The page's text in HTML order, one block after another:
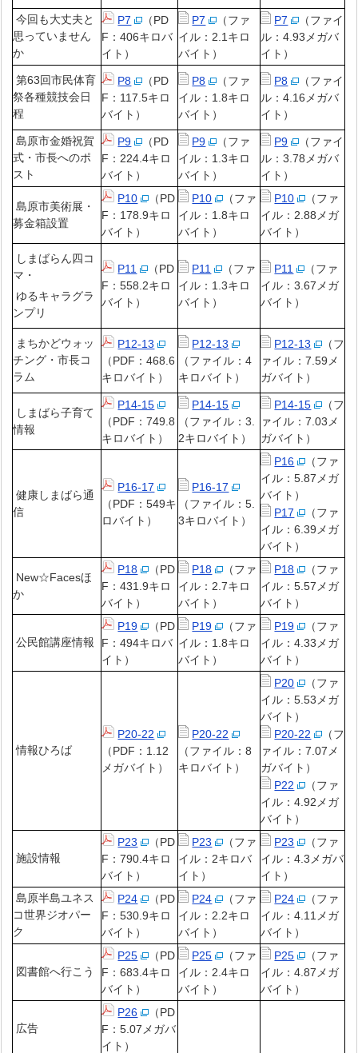
今回も大丈夫と
思っていません
か
P7
（PD
F：406キロバ
イト）
P7
（ファ
イル：2.1キロ
バイト）
P7
（ファイ
ル：4.93メガバ
イト）
第63回市民体育
祭各種競技会日
程
P8
（PD
F：117.5キロ
バイト）
P8
（ファ
イル：1.8キロ
バイト）
P8
（ファイ
ル：4.16メガバ
イト）
島原市金婚祝賀
式・市長へのポ
スト
P9
（PD
F：224.4キロ
バイト）
P9
（ファ
イル：1.3キロ
バイト）
P9
（ファイ
ル：3.78メガバ
イト）
島原市美術展・
募金箱設置
P10
（PD
F：178.9キロ
バイト）
P10
（ファ
イル：1.8キロ
バイト）
P10
（ファ
イル：2.88メガ
バイト）
しまばらん四コ
マ・
ゆるキャラグラ
ンプリ
P11
（PD
F：558.2キロ
バイト）
P11
（ファ
イル：1.3キロ
バイト）
P11
（ファ
イル：3.67メガ
バイト）
まちかどウォッ
チング・市長コ
ラム
P12-13
（PDF：468.6
キロバイト）
P12-13
（ファイル：4
キロバイト）
P12-13
（フ
ァイル：7.59メ
ガバイト）
しまばら子育て
情報
P14-15
（PDF：749.8
キロバイト）
P14-15
（ファイル：3.
2キロバイト）
P14-15
（フ
ァイル：7.03メ
ガバイト）
健康しまばら通
信
P16-17
（PDF：549キ
ロバイト）
P16-17
（ファイル：5.
3キロバイト）
P16
（ファ
イル：5.87メガ
バイト）
P17
（ファ
イル：6.39メガ
バイト）
New☆Facesほ
か
P18
（PD
F：431.9キロ
バイト）
P18
（ファ
イル：2.7キロ
バイト）
P18
（ファ
イル：5.57メガ
バイト）
公民館講座情報
P19
（PD
F：494キロバ
イト）
P19
（ファ
イル：1.8キロ
バイト）
P19
（ファ
イル：4.33メガ
バイト）
情報ひろば
P20-22
（PDF：1.12
メガバイト）
P20-22
（ファイル：8
キロバイト）
P20
（ファ
イル：5.53メガ
バイト）
P20-22
（フ
ァイル：7.07メ
ガバイト）
P22
（ファ
イル：4.92メガ
バイト）
施設情報
P23
（PD
F：790.4キロ
バイト）
P23
（ファ
イル：2キロバ
イト）
P23
（ファ
イル：4.3メガバ
イト）
島原半島ユネス
コ世界ジオパー
ク
P24
（PD
F：530.9キロ
バイト）
P24
（ファ
イル：2.2キロ
バイト）
P24
（ファ
イル：4.11メガ
バイト）
図書館へ行こう
P25
（PD
F：683.4キロ
バイト）
P25
（ファ
イル：2.4キロ
バイト）
P25
（ファ
イル：4.87メガ
バイト）
広告
P26
（PD
F：5.07メガバ
イト）